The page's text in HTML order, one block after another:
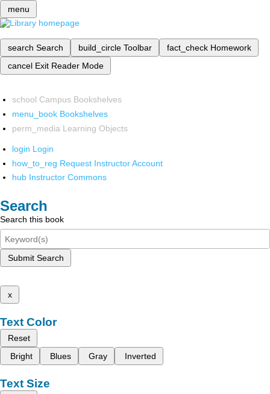
menu
search Search build_circle Toolbar fact_check Homework
cancel Exit Reader Mode
school Campus Bookshelves
menu_book Bookshelves
perm_media Learning Objects
login Login
how_to_reg Request Instructor Account
hub Instructor Commons
Search
Search this book
Submit Search
x
Text Color
Reset
Bright
Blues Gray Inverted
Text Size